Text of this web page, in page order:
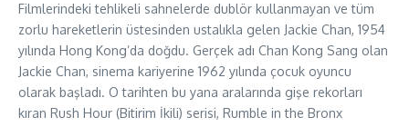
Filmlerindeki tehlikeli sahnelerde dublör kullanmayan ve tüm
zorlu hareketlerin üstesinden ustalıkla gelen Jackie Chan, 1954
yılında Hong Kong’da doğdu. Gerçek adı Chan Kong Sang olan
Jackie Chan, sinema kariyerine 1962 yılında çocuk oyuncu
olarak başladı. O tarihten bu yana aralarında gişe rekorları
kıran Rush Hour (Bitirim İkili) serisi, Rumble in the Bronx